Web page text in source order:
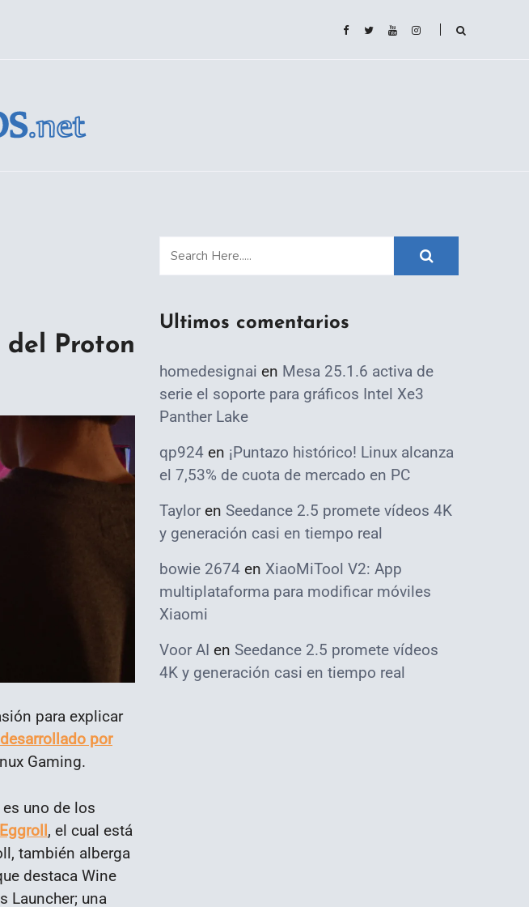
Proton
para explicar
por
Gaming.
uno de los
, el cual está
también alberga
destaca Wine
Launcher; una
Ultimos comentarios
homedesignai en Mesa 25.1.6 activa de
serie el soporte para gráficos Intel Xe3
Panther Lake
qp924 en ¡Puntazo histórico! Linux alcanza
el 7,53% de cuota de mercado en PC
Taylor en Seedance 2.5 promete vídeos 4K
y generación casi en tiempo real
bowie 2674 en XiaoMiTool V2: App
multiplataforma para modificar móviles
Xiaomi
Voor AI en Seedance 2.5 promete vídeos
4K y generación casi en tiempo real